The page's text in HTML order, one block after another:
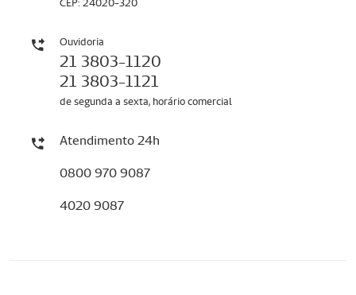
CEP: 24020-320
Ouvidoria
21 3803-1120
21 3803-1121
de segunda a sexta, horário comercial
Atendimento 24h
0800 970 9087
4020 9087